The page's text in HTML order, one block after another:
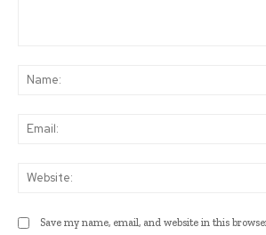
Save my name, email, and website in this